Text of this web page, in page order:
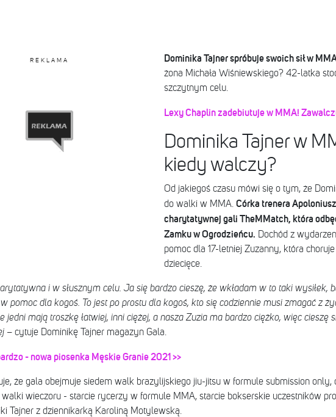
REKLAMA Dominika Tajner spróbuje swoich sił w
żona Michała Wiśniewskiego? 42-latka
szczytnym celu.
Lexy Chaplin zadebiutuje w MMA!
Dominika Tajner w
kiedy walczy?
Od jakiegoś czasu mówi się o tym, że
do walki w MMA. Córka trenera
charytatywnej gali TheMMatch, która
Zamku w Ogrodzieńcu. Dochód z
pomoc dla 17-letniej Zuzanny, która
dziecięce.
i w słusznym celu. Ja się bardzo cieszę, że wkładam w to taki wysiłek,
pomoc dla kogoś. To jest po prostu dla kogoś, kto się codziennie musi zmagać z
jedni mają troszkę łatwiej, inni ciężej, a nasza Zuzia ma bardzo ciężko, więc cieszę
– cytuje Dominikę Tajner magazyn Gala.
- nowa piosenka Męskie Granie 2021 >>
że gala obejmuje siedem walk brazylijskiego jiu-jitsu w formule submission
walki wieczoru - starcie rycerzy w formule MMA, starcie bokserskie uczestników
Tajner z dziennikarką Karoliną Motylewską.